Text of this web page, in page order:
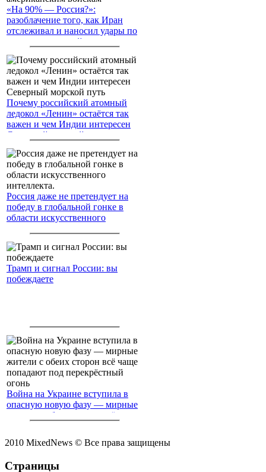
«На 90% — Россия?»:
разоблачение того, как Иран
отслеживал и наносил удары по
американским войскам
Почему российский атомный
ледокол «Ленин» остаётся так
важен и чем Индии интересен
Северный морской путь
Россия даже не претендует на
победу в глобальной гонке в
области искусственного
Трамп и сигнал России: вы
побеждаете
Война на Украине вступила в
опасную новую фазу — мирные
жители с обеих сторон всё чаще
2010 MixedNews © Все права защищены
Страницы